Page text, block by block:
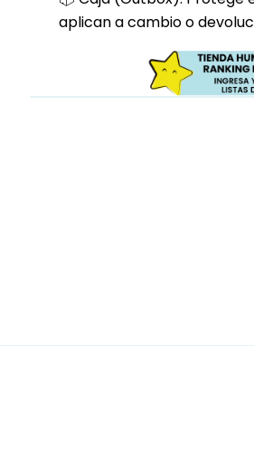
aplican a cambio o